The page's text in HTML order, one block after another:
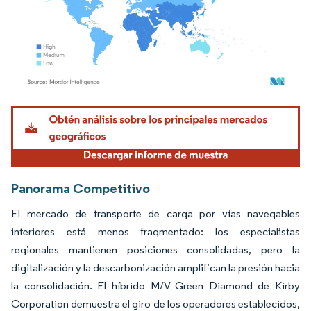
Imagen © Mordor Intelligence. El uso requiere atribución según CC BY 4.0.
Panorama Competitivo
El mercado de transporte de carga por vías navegables
interiores está menos fragmentado: los especialistas
regionales mantienen posiciones consolidadas, pero la
digitalización y la descarbonización amplifican la presión hacia
la consolidación. El híbrido M/V Green Diamond de Kirby
Corporation demuestra el giro de los operadores establecidos,